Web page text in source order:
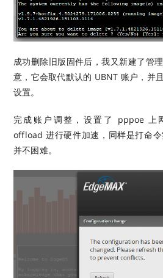
成功删除旧版固件后，我又新建了管
意，它会取代默认的 UBNT 账户，并
设置。
完成账户调整，设置了 pppoe 上
offload 进行硬件加速，同样是打命令
并不困难。